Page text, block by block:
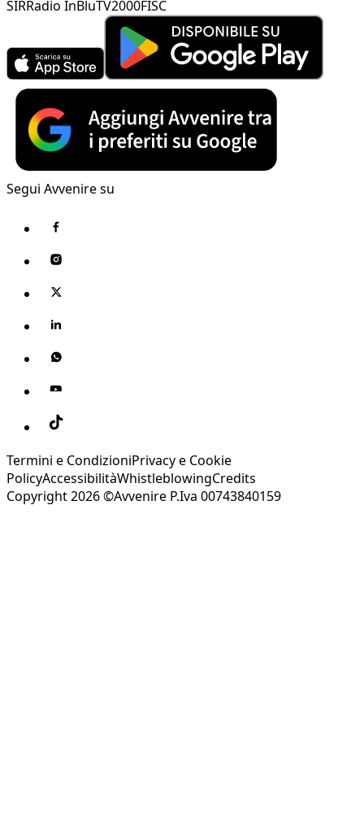
SIRRadio InBluTV2000FISC
Segui Avvenire su
Termini e CondizioniPrivacy e Cookie
PolicyAccessibilitàWhistleblowingCredits
Copyright 2026 ©Avvenire P.Iva 00743840159